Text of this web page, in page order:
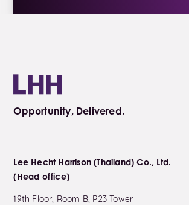
Opportunity, Delivered.
Lee Hecht Harrison (Thailand) Co., Ltd.
(Head office)
19th Floor, Room B, P23 Tower